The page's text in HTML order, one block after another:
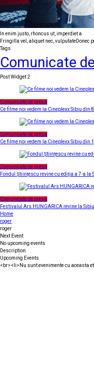
In enim justo, rhoncus ut, imperdiet a
Fringilla vel, aliquet nec, vulputateDonec
Tags
Comunicate
Post Widget 2
Comunicate de presa
Ce filme noi vedem la Cineplexx Sibiu din
Comunicate de presa
Ce filme noi vedem la Cineplexx Sibiu din
Comunicate de presa
Fondul Științescu revine cu ediția a 7-a la
Comunicate de presa
Festivalul Ars HUNGARICA revine la
Home
roger
roger
Next Event
No upcoming events
Description
Upcoming Events
<br><li>Nu sunt evenimente cu aceasta